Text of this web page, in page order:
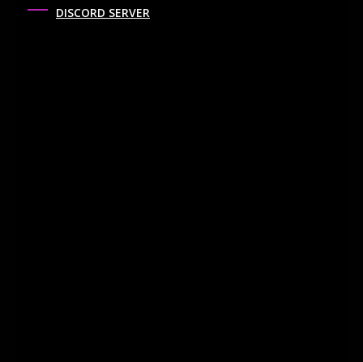
DISCORD SERVER